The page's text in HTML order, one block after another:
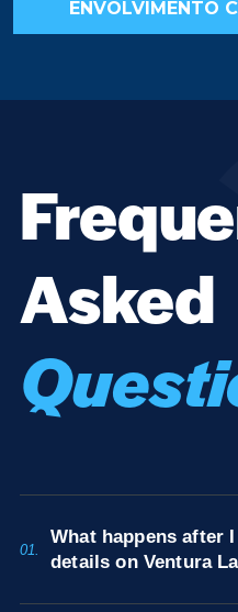
ENVOLVIMENTO
Asked
01.
What happens after
details on Ventura